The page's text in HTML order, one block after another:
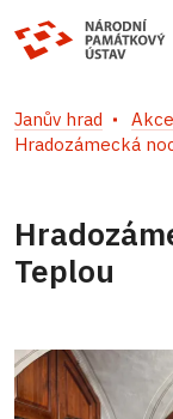
Janův hrad
Akce
Hradozámecká
Teplou